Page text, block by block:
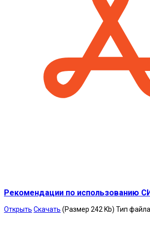
Рекомендации по использованию
Открыть Скачать (Размер 242 Kb) Тип